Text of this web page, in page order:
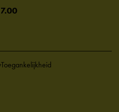
Toegankelijkheid